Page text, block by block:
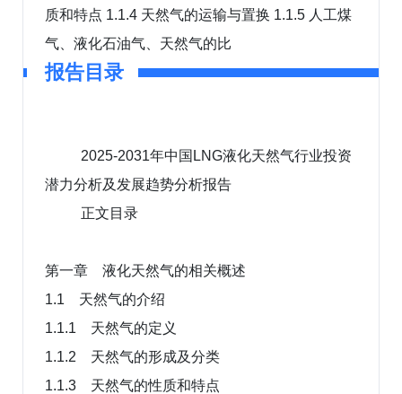
质和特点 1.1.4 天然气的运输与置换 1.1.5 人工煤
气、液化石油气、天然气的比
报告目录
2025-2031年中国LNG液化天然气行业投资
潜力分析及发展趋势分析报告
正文目录
第一章 液化天然气的相关概述
1.1 天然气的介绍
1.1.1 天然气的定义
1.1.2 天然气的形成及分类
1.1.3 天然气的性质和特点